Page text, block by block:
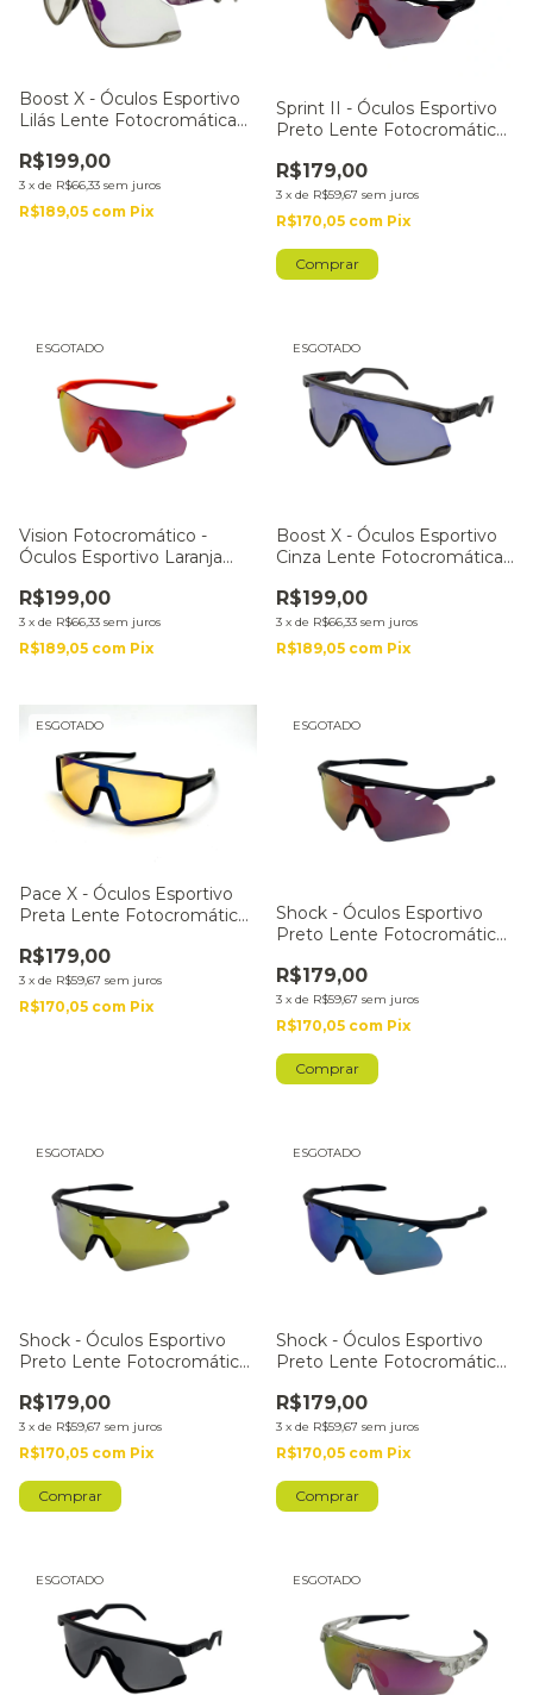
Boost X - Óculos Esportivo
Lilás Lente Fotocromática
R$199,00
3 x de R$66,33 sem juros
R$189,05 com Pix
Sprint II - Óculos Esportivo
Preto Lente Fotocromática
R$179,00
3 x de R$59,67 sem juros
R$170,05 com Pix
ESGOTADO
Vision Fotocromático -
Óculos Esportivo Laranja
R$199,00
3 x de R$66,33 sem juros
R$189,05 com Pix
ESGOTADO
Boost X - Óculos Esportivo
Cinza Lente Fotocromática
R$199,00
3 x de R$66,33 sem juros
R$189,05 com Pix
ESGOTADO
Pace X - Óculos Esportivo
Preta Lente Fotocromática
R$179,00
3 x de R$59,67 sem juros
R$170,05 com Pix
ESGOTADO
Shock - Óculos Esportivo
Preto Lente Fotocromática
R$179,00
3 x de R$59,67 sem juros
R$170,05 com Pix
ESGOTADO
Shock - Óculos Esportivo
Preto Lente Fotocromática
R$179,00
3 x de R$59,67 sem juros
R$170,05 com Pix
ESGOTADO
Shock - Óculos Esportivo
Preto Lente Fotocromática
R$179,00
3 x de R$59,67 sem juros
R$170,05 com Pix
ESGOTADO ESGOTADO